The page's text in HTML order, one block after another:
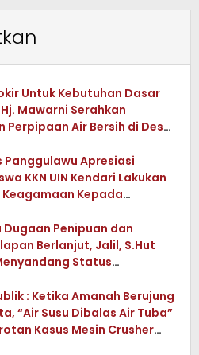
Untuk Kebutuhan Dasar
Mawarni Serahkan
Perpipaan Air Bersih di Desa
Panggulawu Apresiasi
KKN UIN Kendari Lakukan
Keagamaan Kepada
Dugaan Penipuan dan
Berlanjut, Jalil, S.Hut
Status
: Ketika Amanah Berujung
“Air Susu Dibalas Air Tuba”
Kasus Mesin Crusher